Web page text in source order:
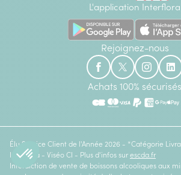
L'application Interflora
Rejoignez-nous
Achats 100% sécurisés
Élu Service Client de l'Année 2026 - *Catégorie
Ipsos bva - Viséo CI - Plus d'infos sur escda.fr
Interdiction de vente de boissons alcooliques aux